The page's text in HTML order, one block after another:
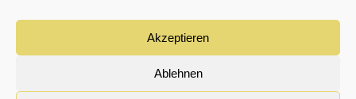
Akzeptieren
Ablehnen
TVMG Media GmbH 2020 |Datenschutzerklärung